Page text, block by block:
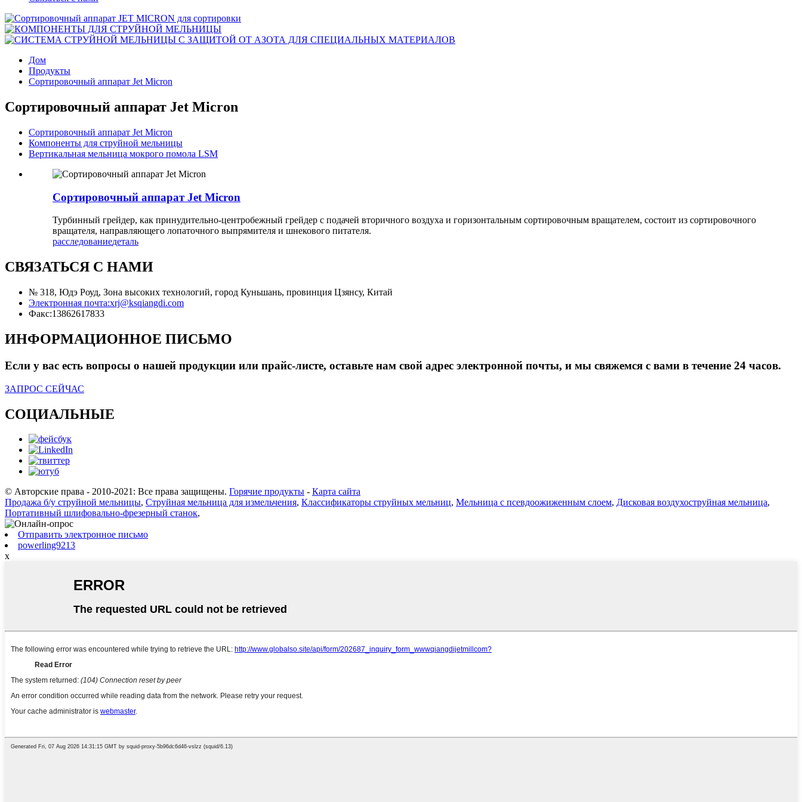
Дом
Продукты
Сортировочный аппарат Jet Micron
Сортировочный аппарат Jet Micron
Сортировочный аппарат Jet Micron
Компоненты для струйной мельницы
Вертикальная мельница мокрого помола LSM
Сортировочный аппарат Jet Micron
Турбинный грейдер, как принудительно-центробежный грейдер с подачей вторичного воздуха и горизонтальным сортировочным вращателем, состоит из сортировочного
вращателя, направляющего лопаточного выпрямителя и шнекового питателя.
расследованиедеталь
СВЯЗАТЬСЯ С НАМИ
№ 318, Юдэ Роуд, Зона высоких технологий, город Куньшань, провинция Цзянсу, Китай
Электронная почта:xrj@ksqiangdi.com
Факс:13862617833
ИНФОРМАЦИОННОЕ ПИСЬМО
Если у вас есть вопросы о нашей продукции или прайс-листе, оставьте нам свой адрес электронной почты, и мы свяжемся с вами в течение 24 часов.
ЗАПРОС СЕЙЧАС
СОЦИАЛЬНЫЕ
© Авторские права - 2010-2021: Все права защищены. Горячие продукты - Карта сайта
Продажа б/у струйной мельницы, Струйная мельница для измельчения, Классификаторы струйных мельниц, Мельница с псевдоожиженным слоем, Дисковая воздухоструйная мельница,
Портативный шлифовально-фрезерный станок,
Отправить электронное письмо
powerling9213
x